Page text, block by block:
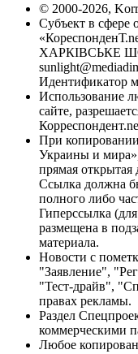
© 2000-2026,
Субъект в сфере
ХАРКІВСЬКЕ
Идентификатор
Использование
сайте,
При
Украины и мира»,
прямая открытая
Ссылка должна
полного либо
Гиперссылка
размещена в
материала.
Новости с
"Заявление",
"Тест-драйв",
правах рекламы.
Раздел
коммерческими
Любое